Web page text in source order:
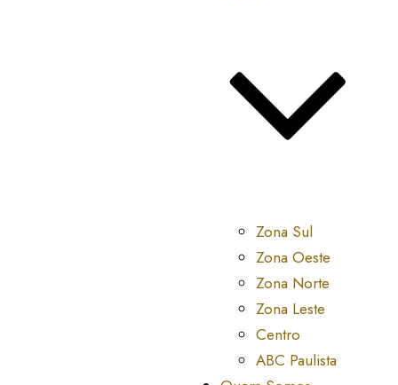
Zona Sul
Zona Oeste
Zona Norte
Zona Leste
Centro
ABC Paulista